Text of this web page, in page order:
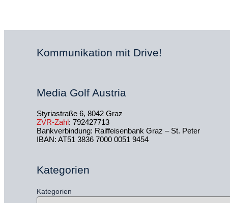
Kommunikation mit Drive!
Media Golf Austria
Styriastraße 6, 8042 Graz
ZVR-Zahl: 792427713
Bankverbindung: Raiffeisenbank Graz – St. Peter
IBAN: AT51 3836 7000 0051 9454
Kategorien
Kategorien